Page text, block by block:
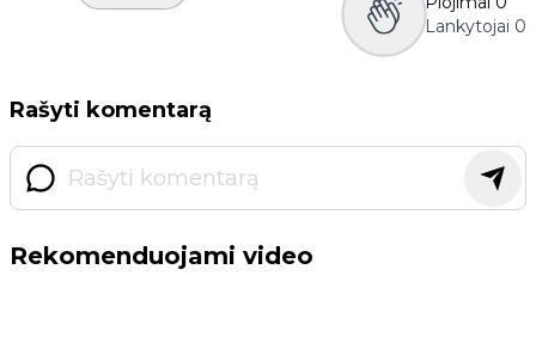
Lankytojai 0
Rašyti komentarą
Rekomenduojami video